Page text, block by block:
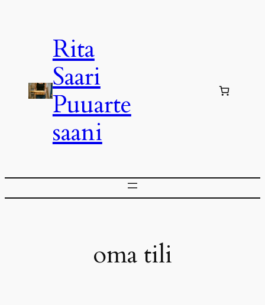
Rita
Saari
Puuarte
saani
oma tili